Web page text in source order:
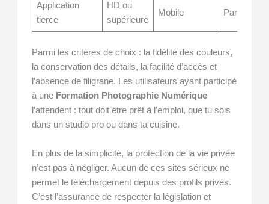
Application
tierce
HD ou
supérieure
Mobile Parfois
Parmi les critères de choix : la fidélité des couleurs,
la conservation des détails, la facilité d’accès et
l’absence de filigrane. Les utilisateurs ayant participé
à une Formation Photographie Numérique
l’attendent : tout doit être prêt à l’emploi, que tu sois
dans un studio pro ou dans ta cuisine.
En plus de la simplicité, la protection de la vie privée
n’est pas à négliger. Aucun de ces sites sérieux ne
permet le téléchargement depuis des profils privés.
C’est l’assurance de respecter la législation et